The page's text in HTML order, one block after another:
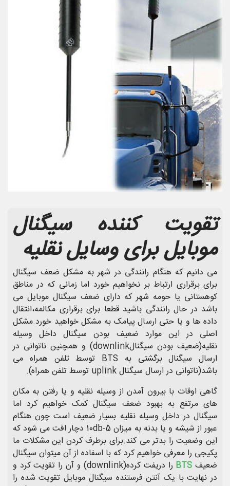
تقویت کننده سیگنال
موبایل برای وسایل نقلیه
می دانیم که هنگام رانندگی در شهر به مشکل ضعف سیگنال
برای برقراری ارتباط بر نخواهیم خورد اما زمانی که در مناطق
کوهستانی یا حومه شهر که دارای ضعف سیگنال موبایل می
باشد در حال رانندگی باشید قطعا برای برقراری مکالمه،انتقال
داده ها و یا حتی ارسال پیامک به مشکل خواهید خورد.مشکل
اصلی در این موارد ضعیف بودن سیگنال داخل وسیله
نقلیه(ضعیف بودن سیگنالdownlink) و همچنین ناتوانی در
ارسال سیگنال برگشتی به BTS توسط تلفن همراه می
باشد(ناتوانی در ارسال سیگنال uplink توسط تلفن همراه).
گاهی اوقات با بیرون آمدن از وسیله نقلیه و یا رفتن به مکان
های مرتفع به بهبود ضعف سیگنال کمک خواهیم کرد اما
سیگنال در داخل وسیله نقلیه بسیار ضعیف است چون هنگام
عبور از شیشه و یا بدنه به میزان 5-10db دچار افت می شود که
این وضعیت را بدتر می کند.برای برطرف کردن این مشکلات ما
پکیجی را معرفی خواهیم کرد که با اسفاده از آن میتوان سیگنال
ضعیف BTS
را دریفت کرده(downlink) و آن را تقویت کرد و
در نهایت با یک آنتن فرستنده سیگنال موبایل تقویت شده را